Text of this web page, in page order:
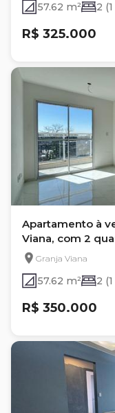
57.62 m² 2
R$ 325.000
Apartamento à
Viana, com 2
da Granja
Granja Viana
57.62 m² 2
R$ 350.000